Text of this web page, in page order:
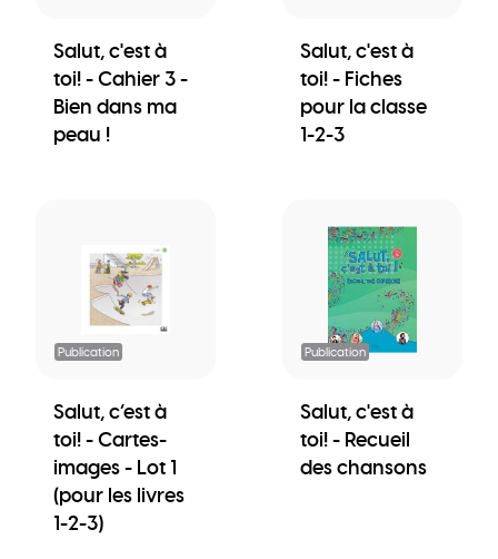
Salut, c'est à
toi! - Cahier 3 -
Bien dans ma
peau !
Salut, c'est à
toi! - Fiches
pour la classe
1-2-3
Publication
Salut, c’est à
toi! - Cartes-
images - Lot 1
(pour les livres
1-2-3)
Publication
Salut, c'est à
toi! - Recueil
des chansons